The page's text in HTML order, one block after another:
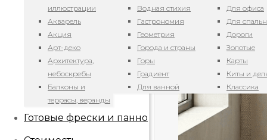
иллюстрации
Акварель
Акция
Арт-деко
Архитектура,
небоскребы
Балконы и
террасы, веранды
Водная стихия
Гастрономия
Геометрия
Города и страны
Горы
Градиент
Для ванной
Для офиса
Для
Дороги
Золотые
Карты
Киты и
Классика
Готовые фрески и панно